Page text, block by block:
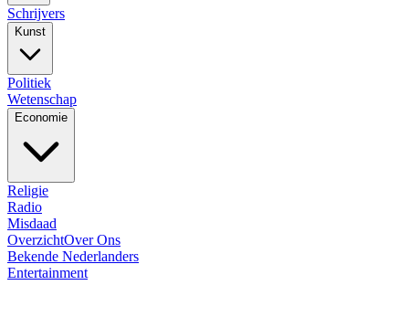
Schrijvers
Kunst
Politiek
Wetenschap
Economie
Religie
Radio
Misdaad
OverzichtOver Ons
Bekende Nederlanders
Entertainment